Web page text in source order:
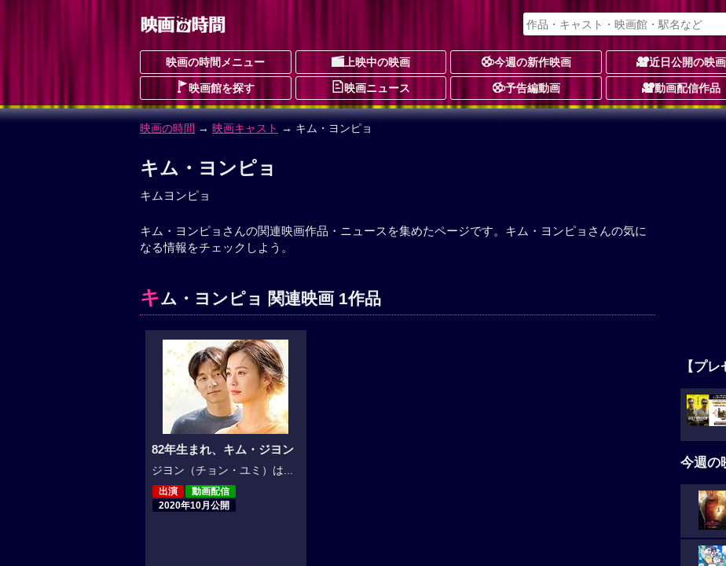
映画の時間メニュー 上映中の映画 今週の新作映画 近日公開の映画
映画館を探す 映画ニュース 予告編動画 動画配信作品
映画の時間 → 映画キャスト → キム・ヨンピョ
キム・ヨンピョ
キムヨンピョ
キム・ヨンピョさんの関連映画作品・ニュースを集めたページです。キム・ヨンピョさんの気に
なる情報をチェックしよう。
キム・ヨンピョ 関連映画 1作品
82年生まれ、キム・ジヨン
ジヨン（チョン・ユミ）は...
出演
動画配信
2020年10月公開
【プ
今週の